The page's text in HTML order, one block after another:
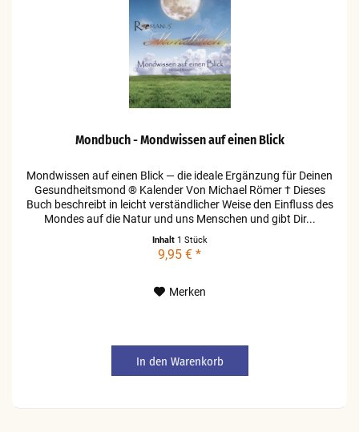
Mondbuch - Mondwissen auf einen Blick
Mondwissen auf einen Blick — die ideale Ergänzung für Deinen
Gesundheitsmond ® Kalender Von Michael Römer † Dieses
Buch beschreibt in leicht verständlicher Weise den Einfluss des
Mondes auf die Natur und uns Menschen und gibt Dir...
Inhalt 1 Stück
9,95 € *
Merken
In den Warenkorb